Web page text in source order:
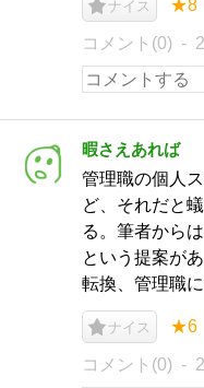
ナイス ★8
コメント(0)
暇さえあれば
管理職の個人
ど、それだと
る。筆者から
という提案が
転換、管理職
ナイス ★6
コメント(0)